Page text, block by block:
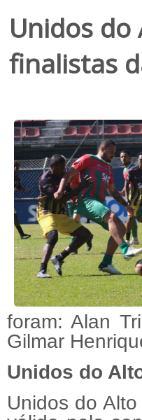
Unidos do
finalistas
foram: Alan
Gilmar
Unidos do
Unidos do